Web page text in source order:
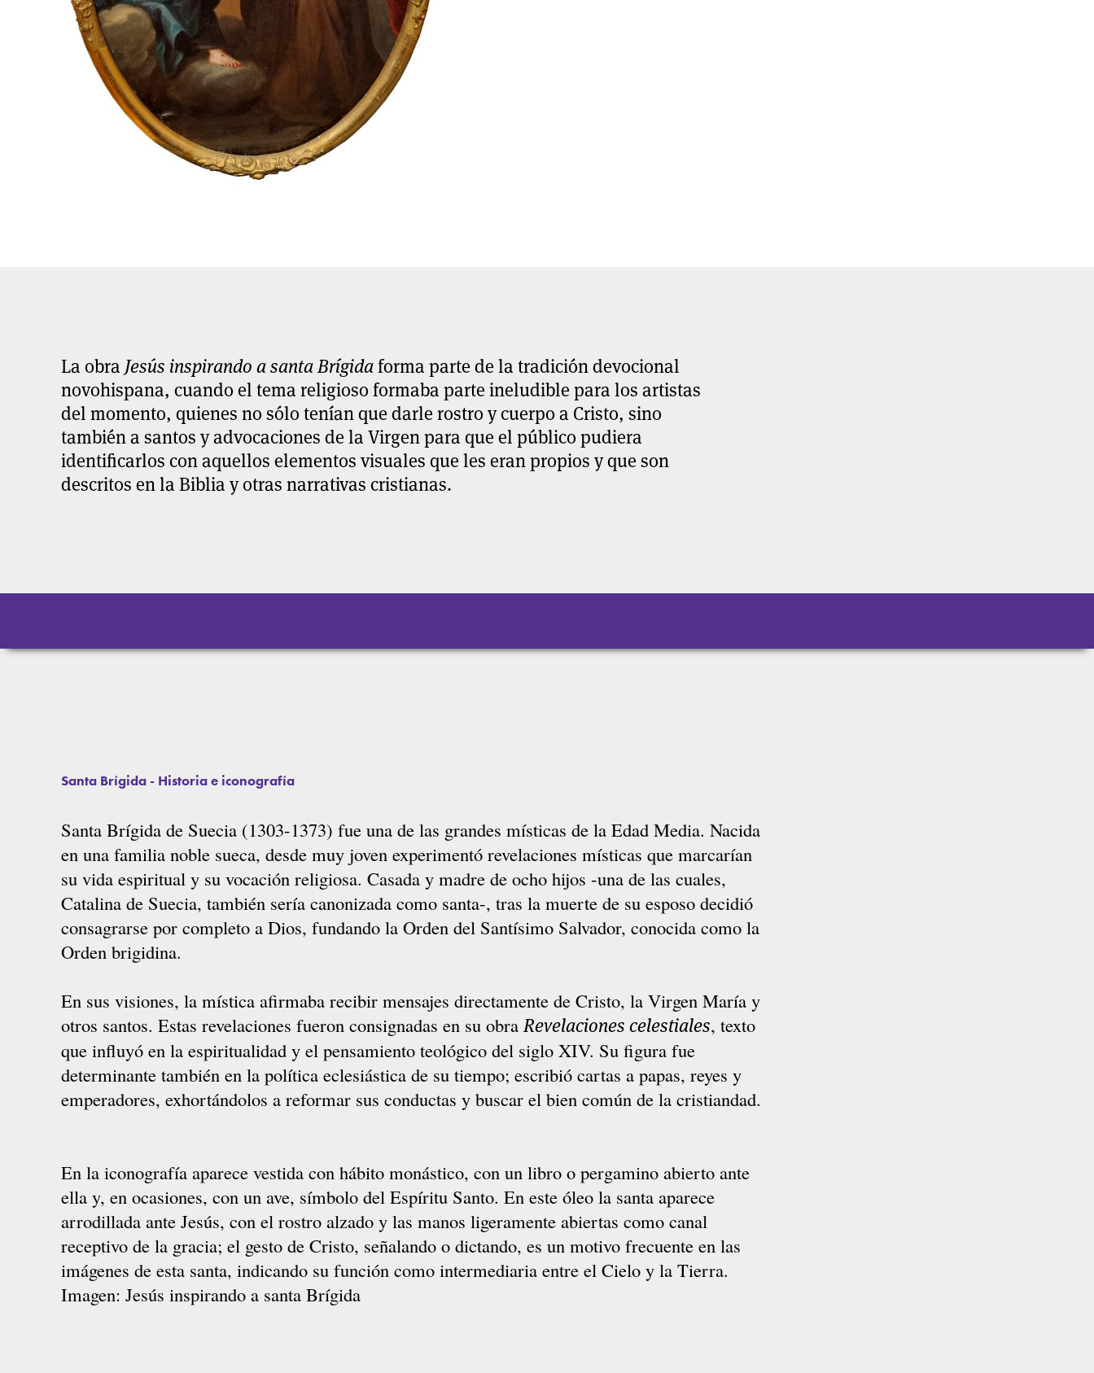
La obra Jesús inspirando a santa Brígidaforma parte de la tradición devocional
novohispana, cuando el tema religioso formaba parte ineludible para los artistas
del momento, quienes no sólo tenían que darle rostro y cuerpo a Cristo, sino
también a santos y advocaciones de la Virgen para que el público pudiera
identificarlos con aquellos elementos visuales que les eran propios y que son
descritos en la Biblia y otras narrativas cristianas.
Santa Brígida - Historia e iconografía
Santa Brígida de Suecia (1303-1373) fue una de las grandes místicas de la Edad Media. Nacida
en una familia noble sueca, desde muy joven experimentó revelaciones místicas que marcarían
su vida espiritual y su vocación religiosa. Casada y madre de ocho hijos -una de las cuales,
Catalina de Suecia, también sería canonizada como santa-, tras la muerte de su esposo decidió
consagrarse por completo a Dios, fundando la Orden del Santísimo Salvador, conocida como la
Orden brigidina.
En sus visiones, la mística afirmaba recibir mensajes directamente de Cristo, la Virgen María y
otros santos. Estas revelaciones fueron consignadas en su obraRevelaciones celestiales, texto
que influyó en la espiritualidad y el pensamiento teológico del siglo XIV. Su figura fue
determinante también en la política eclesiástica de su tiempo; escribió cartas a papas, reyes y
emperadores, exhortándolos a reformar sus conductas y buscar el bien común de la cristiandad.
En la iconografía aparece vestida con hábito monástico, con un libro o pergamino abierto ante
ella y, en ocasiones, con un ave, símbolo del Espíritu Santo. En este óleo la santa aparece
arrodillada ante Jesús, con el rostro alzado y las manos ligeramente abiertas como canal
receptivo de la gracia; el gesto de Cristo, señalando o dictando, es un motivo frecuente en las
imágenes de esta santa, indicando su función como intermediaria entre el Cielo y la Tierra.
Imagen: Jesús inspirando a santa Brígida